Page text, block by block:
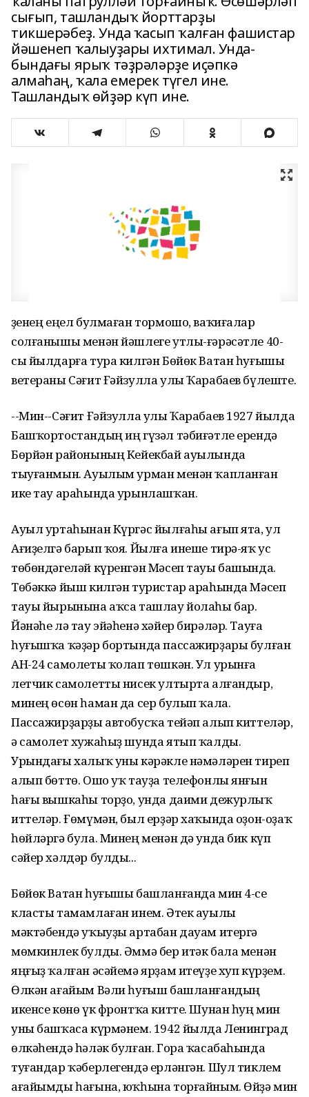
сығып, ташландыҡ йорттарҙы
тикшерәбеҙ. Унда ҡасып ҡалған фашистар
йәшенеп ҡалыуҙары ихтимал. Унда-
бындағы ярыҡ тәҙрәләрҙе иҫәпкә
алмаһаң, ҡала емерек түгел ине.
Ташландыҡ өйҙәр күп ине.
Үҙенең еңел булмаған тормошо, ваҡиғалар
солғанышы менән йәшлеге утлы-ғәрәсәтле 40-
сы йылдарға тура килгән Бөйөк Ватан һуғышы
ветераны Сәғит Ғәйзулла улы Ҡарабаев бүлеште.
--Мин--Сәғит Ғәйзулла улы Ҡарабаев 1927 йылда
Башҡортостандың иң гүзәл тәбиғәтле ерендә
Бөрйән районының Кейекбай ауылында
тыуғанмын. Ауылым урман менән ҡапланған
ике тау араһында урынлашҡан.
Ауыл уртаһынан Күргәс йылғаһы ағып ята, ул
Ағиҙелгә барып ҡоя. Йылға инеше тирә-яҡ ус
төбөндәгеләй күренгән Мәсеп тауы башында.
Төбәккә йыш килгән туристар араһында Мәсеп
тауы йырынына аҡса ташлау йолаһы бар.
Йәнәһе лә тау эйәһенә хәйер бирәләр. Тауға
һуғышҡа ҡәҙәр бортында пассажирҙары булған
АН-24 самолеты ҡолап төшкән. Ул урынға
летчик самолетты нисек ултырта алғандыр,
минең өсөн һаман да сер булып ҡала.
Пассажирҙарҙы автобусҡа тейәп алып киттеләр,
ә самолет хужаһыҙ шунда ятып ҡалды.
Урындағы халыҡ уны кәрәкле нәмәләрен тиреп
алып бөттө. Ошо уҡ тауҙа телефонлы янғын
һағы вышкаһы торҙо, унда даими дежурлыҡ
иттеләр. Ғөмүмән, был ерҙәр хаҡында оҙон-оҙаҡ
һөйләргә була. Минең менән дә унда бик күп
сәйер хәлдәр булды...
Бөйөк Ватан һуғышы башланғанда мин 4-се
класты тамамлаған инем. Әтек ауылы
мәктәбендә уҡыуҙы артабан дауам итергә
мөмкинлек булды. Әммә бер итәк бала менән
яңғыҙ ҡалған әсәйемә ярҙам итеүҙе хуп күрҙем.
Өлкән ағайым Вәли һуғыш башланғандың
икенсе көнө үк фронтҡа китте. Шунан һуң мин
уны башҡаса күрмәнем. 1942 йылда Ленинград
өлкәһендә һәләк булған. Гора ҡасабаһында
туғандар ҡәберлегендә ерләнгән. Шул тиклем
ағайымды һағына, юҡһына торғайным. Өйҙә мин